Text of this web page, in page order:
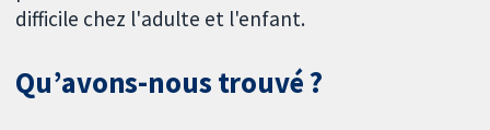
difficile chez l'adulte et l'enfant.
Qu’avons-nous trouvé ?